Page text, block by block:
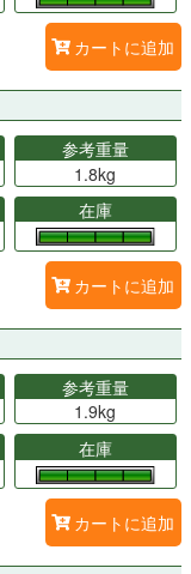
カートに追加
参考重量
1.8kg
在庫
カートに追加
参考重量
1.9kg
在庫
カートに追加